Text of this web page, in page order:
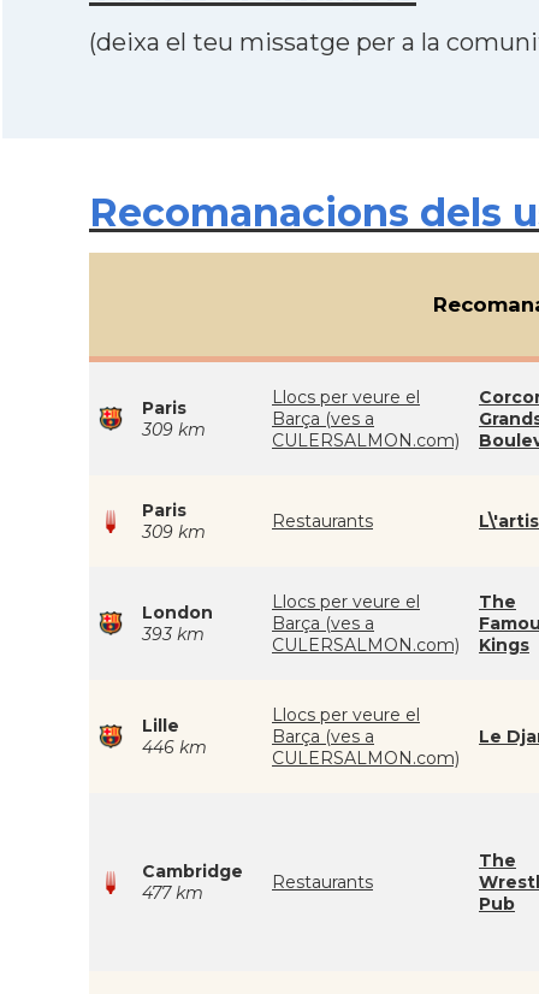
(deixa el teu missatge per a la
Recomanacions dels
Paris
309 km
Llocs per veure el
Barça (ves a
CULERSALMON.com)
Paris
309 km
Restaurants
London
393 km
Llocs per veure el
Barça (ves a
CULERSALMON.com)
The
Kings
Lille
446 km
Llocs per veure el
Barça (ves a
CULERSALMON.com)
Le
Cambridge
477 km
Restaurants
The
Pub